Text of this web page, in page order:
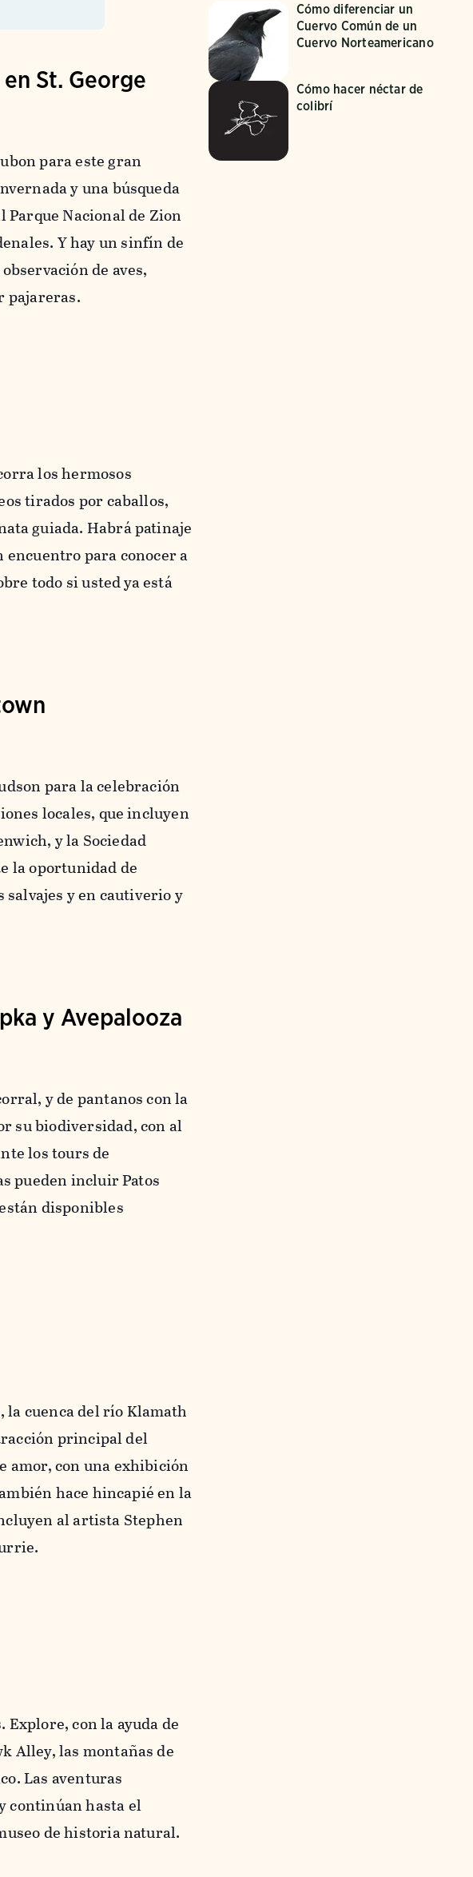
St. George
para este gran
y una búsqueda
Nacional de Zion
Y hay un sinfín de
de aves,
pajareras.
los hermosos
tirados por caballos,
guiada. Habrá patinaje
encuentro para conocer a
todo si usted ya está
para la celebración
locales, que incluyen
y la Sociedad
la oportunidad de
salvajes y en cautiverio y
y Avepalooza
y de pantanos con la
su biodiversidad, con al
los tours de
pueden incluir Patos
disponibles
la cuenca del río Klamath
principal del
amor, con una exhibición
hace hincapié en la
al artista Stephen
Explore, con la ayuda de
Alley, las montañas de
Las aventuras
continúan hasta el
de historia natural.
Cómo diferenciar un
Cuervo Común de un
Cuervo Norteamericano
Cómo hacer néctar de
colibrí